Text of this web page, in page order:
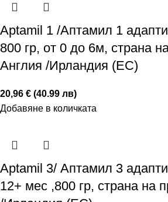
Aptamil 1 /Аптамил 1
800 гр, от 0 до 6м, страна
Англия /Ирландия (ЕС)
20,96 € (40.99 лв)
Добавяне в количката
Aptamil 3/ Аптамил 3
12+ мес ,800 гр, страна на